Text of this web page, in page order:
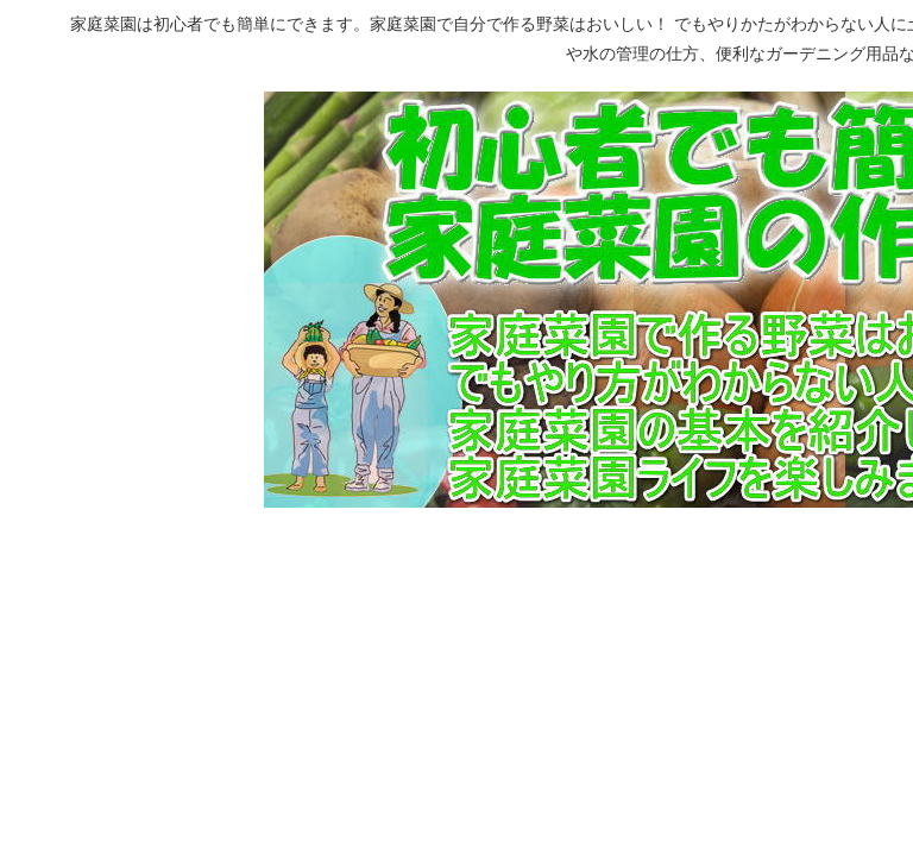
家庭菜園は初心者でも簡単にできます。家庭菜園で自分で作る野菜はおいしい！ でもやりかたがわからない人
や水の管理の仕方、便利なガーデニング用品